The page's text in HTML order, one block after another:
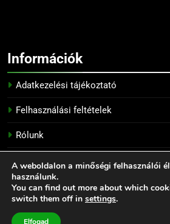
Információk
Adatkezelési tájékoztató
Felhasználási feltételek
Rólunk
Kapcsolat
Tengerimalac fajták - Minden jog
Tengerimalac, tengerimalacok,
A weboldalon a minőségi felhasználói
használunk.
You can find out more about which
switch them off in settings.
Elfogad